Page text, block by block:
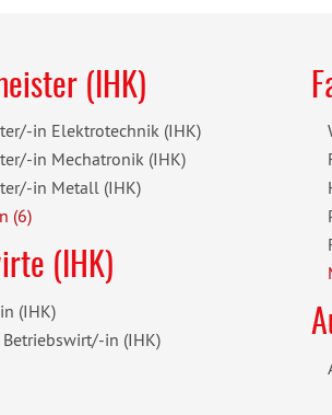
(IHK)
in Elektrotechnik (IHK)
in Mechatronik (IHK)
in Metall (IHK)
(6)
(IHK)
(IHK)
in (IHK)